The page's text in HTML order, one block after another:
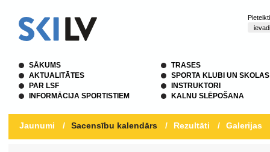
SĀKUMS
AKTUALITĀTES
PAR LSF
INFORMĀCIJA SPORTISTIEM
TRASES
SPORTA KLUBI UN SKOLAS
INSTRUKTORI
KALNU SLĒPOŠANA
Jaunumi / Sacensību kalendārs / Rezultāti / Galerijas